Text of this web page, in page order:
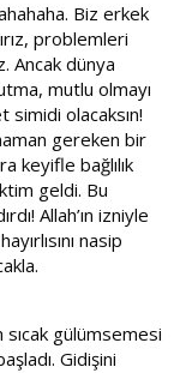
Biz erkek
problemleri
Ancak dünya
mutlu olmayı
simidi olacaksın!
gereken bir
keyifle bağlılık
geldi. Bu
Allah’ın izniyle
nasip
gülümsemesi
Gidişini